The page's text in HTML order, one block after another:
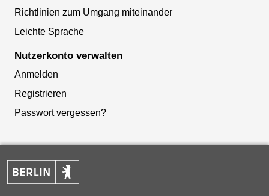
Richtlinien zum Umgang miteinander
Leichte Sprache
Nutzerkonto verwalten
Anmelden
Registrieren
Passwort vergessen?